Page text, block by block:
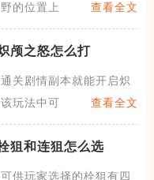
的位置上。阿
查看全文
颅之怒怎么打
关剧情副本就能开启炽
玩法中可以自
查看全文
狙和连狙怎么选
供玩家选择的栓狙有四